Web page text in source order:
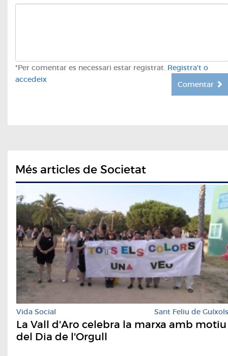
*Per comentar es necessari estar registrat. Registra't o
accedeix
Comentar
Més articles de Societat
Vida Social Sant Feliu de Guíxols
La Vall d'Aro celebra la marxa amb motiu
del Dia de l'Orgull